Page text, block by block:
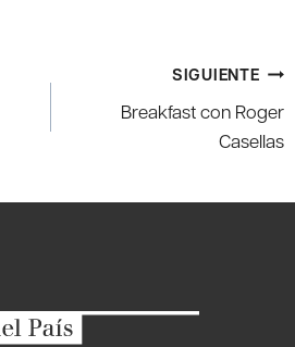
SIGUIENTE
Breakfast con Roger
Casellas